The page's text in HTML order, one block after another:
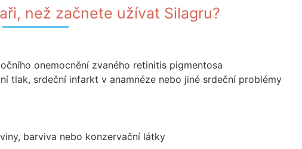
než začnete užívat Silagru?
onemocnění zvaného retinitis pigmentosa
tlak, srdeční infarkt v anamnéze nebo jiné srdeční problémy
barviva nebo konzervační látky